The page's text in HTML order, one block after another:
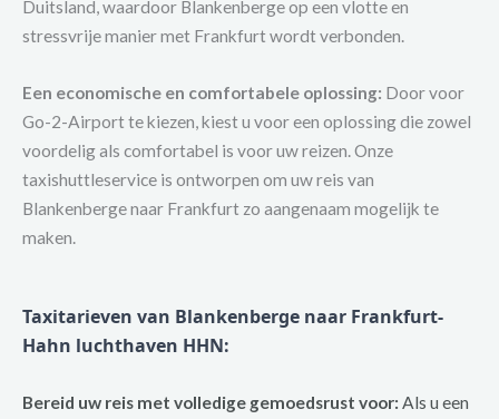
Duitsland, waardoor Blankenberge op een vlotte en
stressvrije manier met Frankfurt wordt verbonden.
Een economische en comfortabele oplossing: Door voor
Go-2-Airport te kiezen, kiest u voor een oplossing die zowel
voordelig als comfortabel is voor uw reizen. Onze
taxishuttleservice is ontworpen om uw reis van
Blankenberge naar Frankfurt zo aangenaam mogelijk te
maken.
Taxitarieven van Blankenberge naar Frankfurt-
Hahn luchthaven HHN:
Bereid uw reis met volledige gemoedsrust voor: Als u een